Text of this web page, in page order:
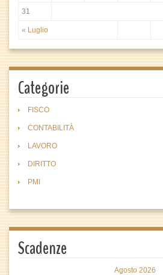
« Luglio
31
Categorie
FISCO
CONTABILITÀ
LAVORO
DIRITTO
PMI
Scadenze
Agosto 2026